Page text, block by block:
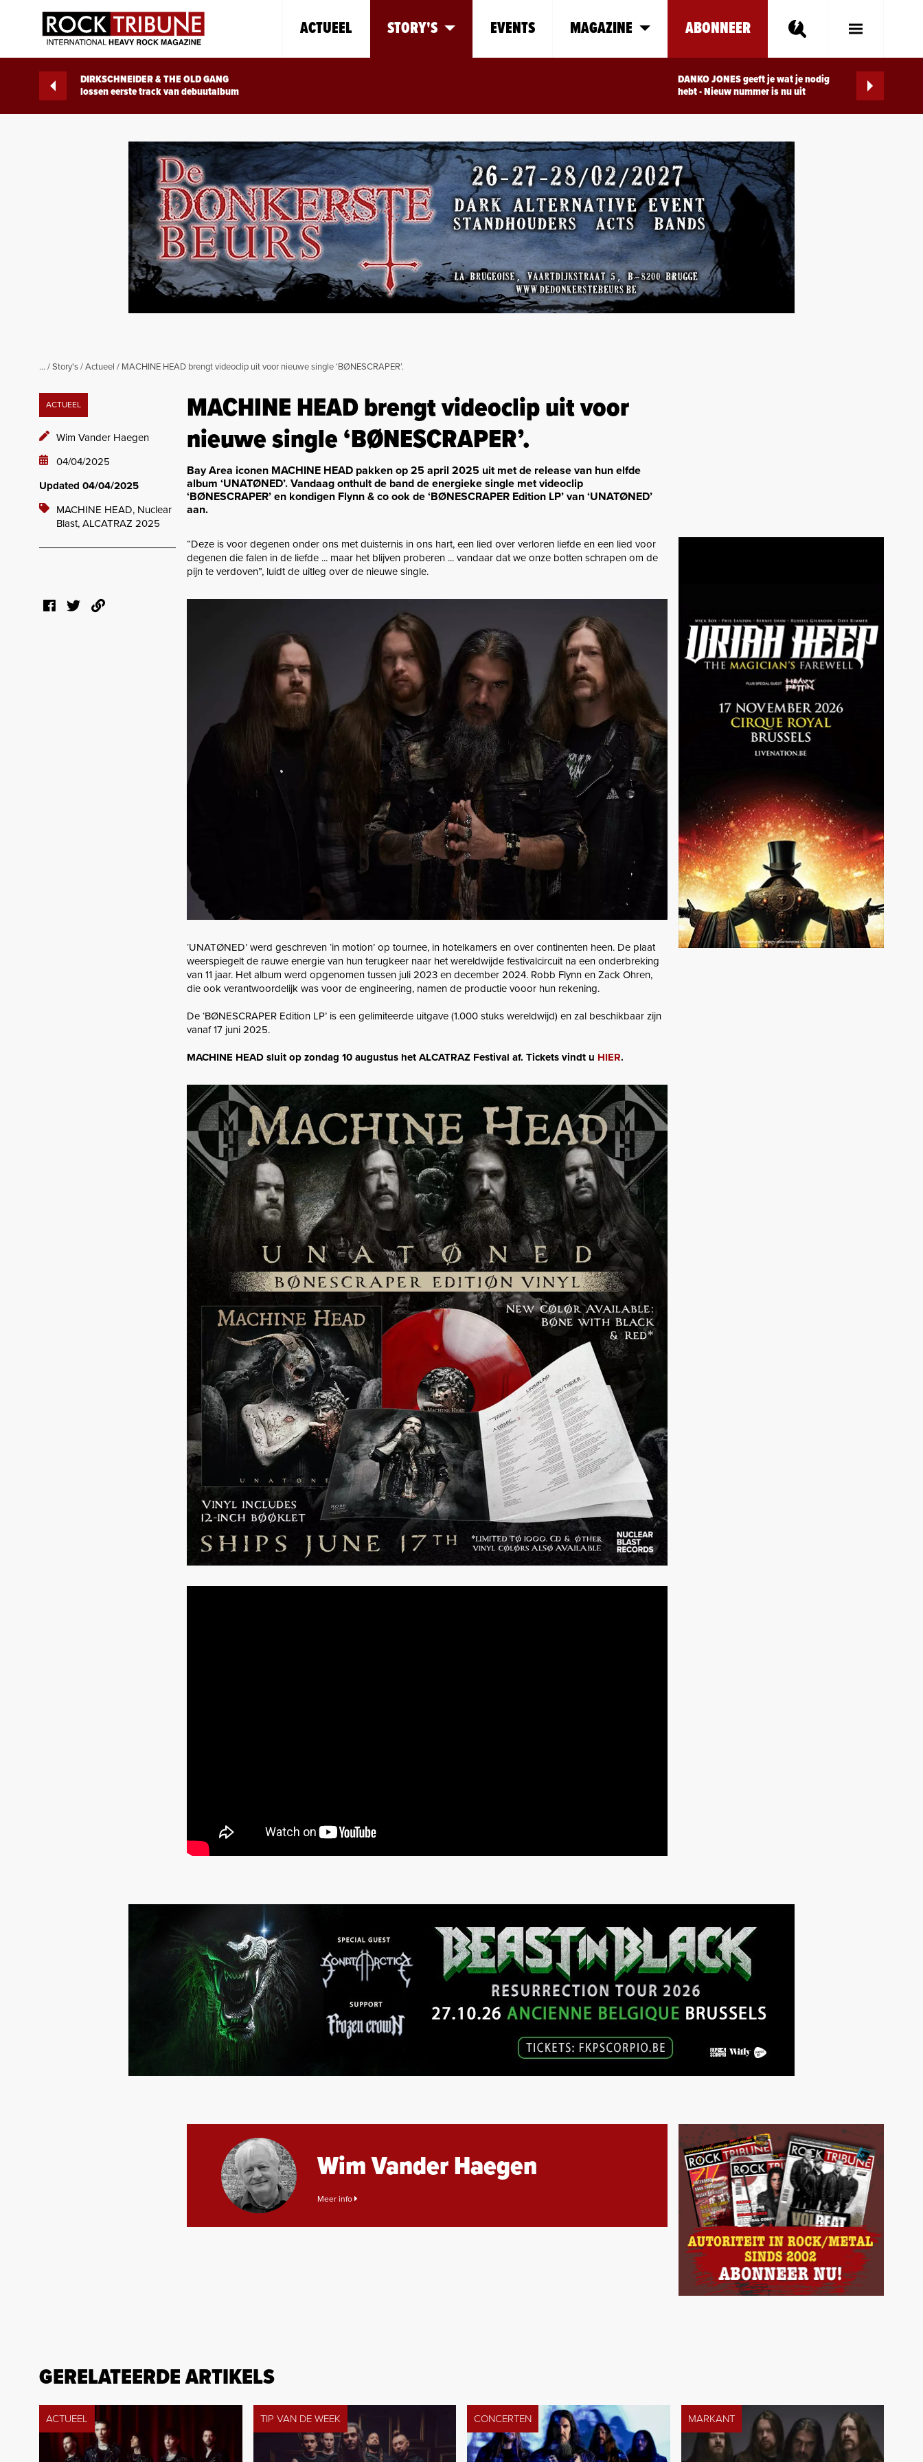
ACTUEEL STORY'S EVENTS MAGAZINE ABONNEER
Toggle
DIRKSCHNEIDER & THE OLD GANG
lossen eerste track van debuutalbum
DANKO JONES geeft je wat je nodig
hebt - Nieuw nummer is nu uit
... /Story's/Actueel / MACHINE HEAD brengt videoclip uit voor nieuwe single ‘BØNESCRAPER’.
ACTUEEL
Wim Vander Haegen
04/04/2025
Updated 04/04/2025
MACHINE HEAD, Nuclear
Blast, ALCATRAZ 2025
MACHINE HEAD brengt videoclip uit voor
nieuwe single ‘BØNESCRAPER’.
Bay Area iconen MACHINE HEAD pakken op 25 april 2025 uit met de release van hun elfde
album ‘UNATØNED’. Vandaag onthult de band de energieke single met videoclip
‘BØNESCRAPER’ en kondigen Flynn & co ook de ‘BØNESCRAPER Edition LP’ van ‘UNATØNED’
aan.
“Deze is voor degenen onder ons met duisternis in ons hart, een lied over verloren liefde en een lied voor
degenen die falen in de liefde ... maar het blijven proberen ... vandaar dat we onze botten schrapen om de
pijn te verdoven”, luidt de uitleg over de nieuwe single.
‘UNATØNED’ werd geschreven ‘in motion’ op tournee, in hotelkamers en over continenten heen. De plaat
weerspiegelt de rauwe energie van hun terugkeer naar het wereldwijde festivalcircuit na een onderbreking
van 11 jaar. Het album werd opgenomen tussen juli 2023 en december 2024. Robb Flynn en Zack Ohren,
die ook verantwoordelijk was voor de engineering, namen de productie vooor hun rekening.
De ‘BØNESCRAPER Edition LP’ is een gelimiteerde uitgave (1.000 stuks wereldwijd) en zal beschikbaar zijn
vanaf 17 juni 2025.
MACHINE HEAD sluit op zondag 10 augustus het ALCATRAZ Festival af. Tickets vindt u HIER.
Wim Vander Haegen
Meer info
GERELATEERDE ARTIKELS
ACTUEEL TIP VAN DE WEEK CONCERTEN MARKANT